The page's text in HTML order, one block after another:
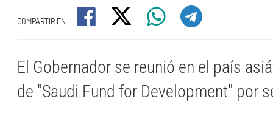
COMPARTIR EN:
El Gobernador se reunió en el país
de "Saudi Fund for Development" por